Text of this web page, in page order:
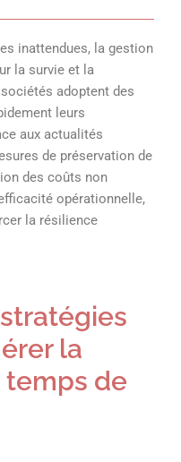
inattendues, la gestion
la survie et la
adoptent des
leurs
aux actualités
de préservation de
des coûts non
opérationnelle,
la résilience
la
de